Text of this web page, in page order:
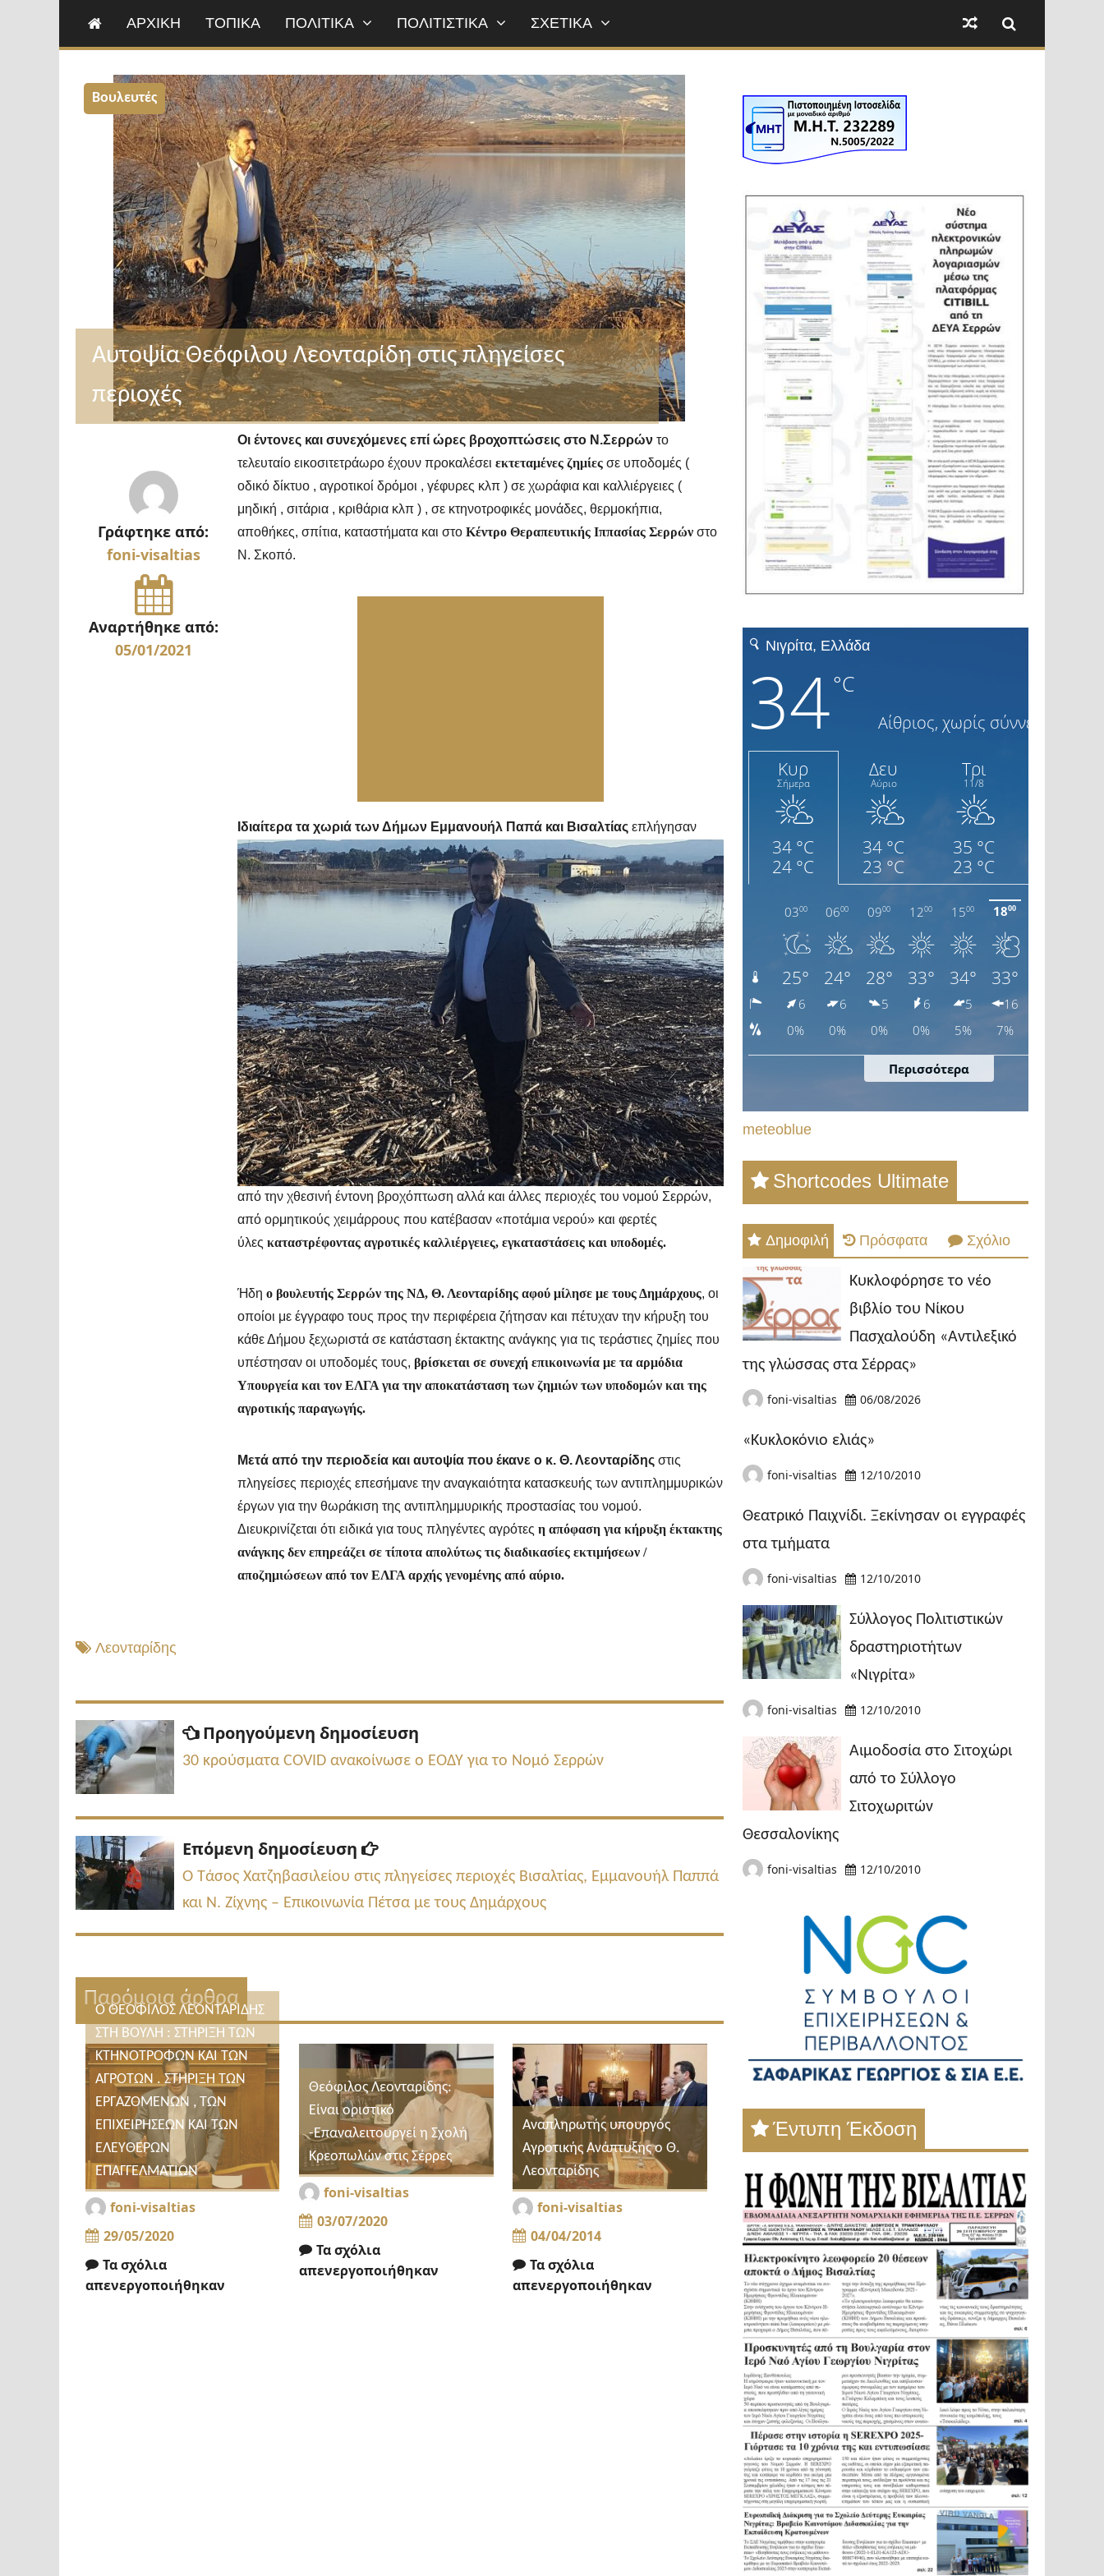
ΑΡΧΙΚΗ ΤΟΠΙΚΑ ΠΟΛΙΤΙΚΑ ΠΟΛΙΤΙΣΤΙΚΑ ΣΧΕΤΙΚΑ
Βουλευτές
Αυτοψία Θεόφιλου Λεονταρίδη στις πληγείσες
περιοχές
Γράφτηκε από:
foni-visaltias
Αναρτήθηκε από:
05/01/2021
Οι έντονες και συνεχόμενες επί ώρες βροχοπτώσεις στο Ν.Σερρών το
τελευταίο εικοσιτετράωρο έχουν προκαλέσειεκτεταμένες ζημίες σε υποδομές (
οδικό δίκτυο , αγροτικοί δρόμοι , γέφυρες κλπ ) σε χωράφια και καλλιέργειες (
μηδική , σιτάρια , κριθάρια κλπ ) , σε κτηνοτροφικές μονάδες, θερμοκήπια,
αποθήκες, σπίτια, καταστήματα και στοΚέντρο Θεραπευτικής Ιππασίας Σερρών στο
Ν. Σκοπό.
Ιδιαίτερα τα χωριά των Δήμων Εμμανουήλ Παπά και Βισαλτίας επλήγησαν
από την χθεσινή έντονη βροχόπτωση αλλά και άλλες περιοχές του νομού Σερρών,
από ορμητικούς χειμάρρους που κατέβασαν «ποτάμια νερού» και φερτές
ύλεςκαταστρέφοντας αγροτικές καλλιέργειες, εγκαταστάσεις και υποδομές.
Ήδηο βουλευτής Σερρών της ΝΔ, Θ. Λεονταρίδης αφού μίλησε με τους Δημάρχους, οι
οποίοι με έγγραφο τους προς την περιφέρεια ζήτησαν και πέτυχαν την κήρυξη του
κάθε Δήμου ξεχωριστά σε κατάσταση έκτακτης ανάγκης για τις τεράστιες ζημίες που
υπέστησαν οι υποδομές τους, βρίσκεται σε συνεχή επικοινωνία με τα αρμόδια
Υπουργεία και τον ΕΛΓΑ για την αποκατάσταση των ζημιών των υποδομών και της
αγροτικής παραγωγής.
Μετά από την περιοδεία και αυτοψία που έκανε ο κ. Θ. Λεονταρίδης στις
πληγείσες περιοχές επεσήμανε την αναγκαιότητα κατασκευής των αντιπλημμυρικών
έργων για την θωράκιση της αντιπλημμυρικής προστασίας του νομού.
Διευκρινίζεται ότι ειδικά για τους πληγέντες αγρότες η απόφαση για κήρυξη έκτακτης
ανάγκης δεν επηρεάζει σε τίποτα απολύτως τις διαδικασίες εκτιμήσεων /
αποζημιώσεων από τον ΕΛΓΑ αρχής γενομένης από αύριο.
Λεονταρίδης
Πλοήγηση
άρθρων
Προηγούμενη δημοσίευση
δημοσίευση:
30 κρούσματα COVID ανακοίνωσε ο ΕΟΔΥ για το Νομό Σερρών
Επόμενη δημοσίευση
Επόμενη
δημοσίευση:
Ο Τάσος Χατζηβασιλείου στις πληγείσες περιοχές Βισαλτίας, Εμμανουήλ Παππά
και Ν. Ζίχνης – Επικοινωνία Πέτσα με τους Δημάρχους
Παρόμοια άρθρα
Ο ΘΕΟΦΙΛΟΣ ΛΕΟΝΤΑΡΙΔΗΣ
ΣΤΗ ΒΟΥΛΗ : ΣΤΗΡΙΞΗ ΤΩΝ
ΚΤΗΝΟΤΡΟΦΩΝ ΚΑΙ ΤΩΝ
ΑΓΡΟΤΩΝ . ΣΤΗΡΙΞΗ ΤΩΝ
ΕΡΓΑΖΟΜΕΝΩΝ , ΤΩΝ
ΕΠΙΧΕΙΡΗΣΕΩΝ ΚΑΙ ΤΩΝ
ΕΛΕΥΘΕΡΩΝ
ΕΠΑΓΓΕΛΜΑΤΙΩΝ
foni-visaltias
29/05/2020
Τα σχόλια
απενεργοποιήθηκαν
Θεόφιλος Λεονταρίδης:
Είναι οριστικό
-Επαναλειτουργεί η Σχολή
Κρεοπωλών στις Σέρρες
foni-visaltias
03/07/2020
Τα σχόλια
απενεργοποιήθηκαν
Αναπληρωτής υπουργός
Αγροτικής Ανάπτυξης ο Θ.
Λεονταρίδης
foni-visaltias
04/04/2014
Τα σχόλια
απενεργοποιήθηκαν
meteoblue
Shortcodes Ultimate
Δημοφιλή Πρόσφατα Σχόλιο
Κυκλοφόρησε το νέο
βιβλίο του Νίκου
Πασχαλούδη «Αντιλεξικό
της γλώσσας στα Σέρρας»
foni-visaltias 06/08/2026
«Κυκλοκόνιο ελιάς»
foni-visaltias 12/10/2010
Θεατρικό Παιχνίδι. Ξεκίνησαν οι εγγραφές
στα τμήματα
foni-visaltias 12/10/2010
Σύλλογος Πολιτιστικών
δραστηριοτήτων
«Νιγρίτα»
foni-visaltias 12/10/2010
Αιμοδοσία στο Σιτοχώρι
από το Σύλλογο
Σιτοχωριτών
Θεσσαλονίκης
foni-visaltias 12/10/2010
Έντυπη Έκδοση